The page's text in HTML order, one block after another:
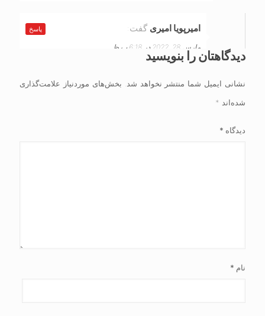
امیرپویا امیری گفت:
مارس 28, 2022 در 6:18 ب.ظ
اجازی هر اتاق تمیزی می باشد.
پاسخ
دیدگاهتان را بنویسید
نشانی ایمیل شما منتشر نخواهد شد.
بخش‌های موردنیاز علامت‌گذاری
شده‌اند *
دیدگاه *
نام *